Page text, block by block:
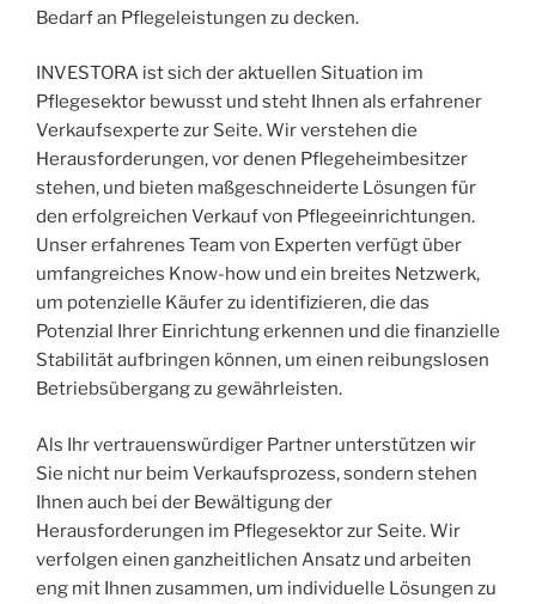
Bedarf an Pflegeleistungen zu decken.
INVESTORA ist sich der aktuellen Situation im
Pflegesektor bewusst und steht Ihnen als erfahrener
Verkaufsexperte zur Seite. Wir verstehen die
Herausforderungen, vor denen Pflegeheimbesitzer
stehen, und bieten maßgeschneiderte Lösungen für
den erfolgreichen Verkauf von Pflegeeinrichtungen.
Unser erfahrenes Team von Experten verfügt über
umfangreiches Know-how und ein breites Netzwerk,
um potenzielle Käufer zu identifizieren, die das
Potenzial Ihrer Einrichtung erkennen und die finanzielle
Stabilität aufbringen können, um einen reibungslosen
Betriebsübergang zu gewährleisten.
Als Ihr vertrauenswürdiger Partner unterstützen wir
Sie nicht nur beim Verkaufsprozess, sondern stehen
Ihnen auch bei der Bewältigung der
Herausforderungen im Pflegesektor zur Seite. Wir
verfolgen einen ganzheitlichen Ansatz und arbeiten
eng mit Ihnen zusammen, um individuelle Lösungen zu